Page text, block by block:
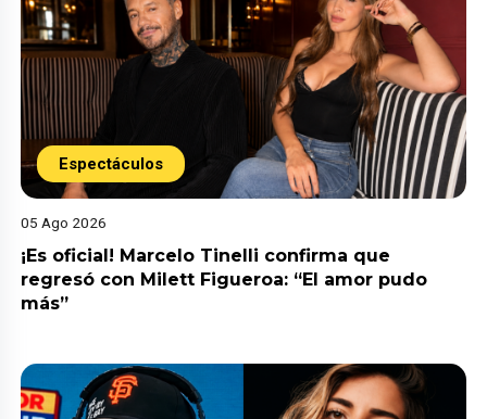
Espectáculos
05 Ago 2026
¡Es oficial! Marcelo Tinelli confirma que
regresó con Milett Figueroa: “El amor pudo
más”